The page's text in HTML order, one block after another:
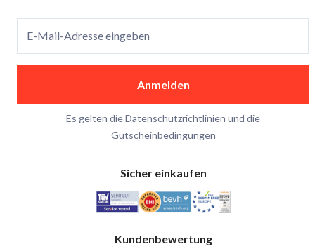
E-Mail-Adresse eingeben
Anmelden
Es gelten dieDatenschutzrichtlinien und die
Gutscheinbedingungen
Sicher einkaufen
Kundenbewertung